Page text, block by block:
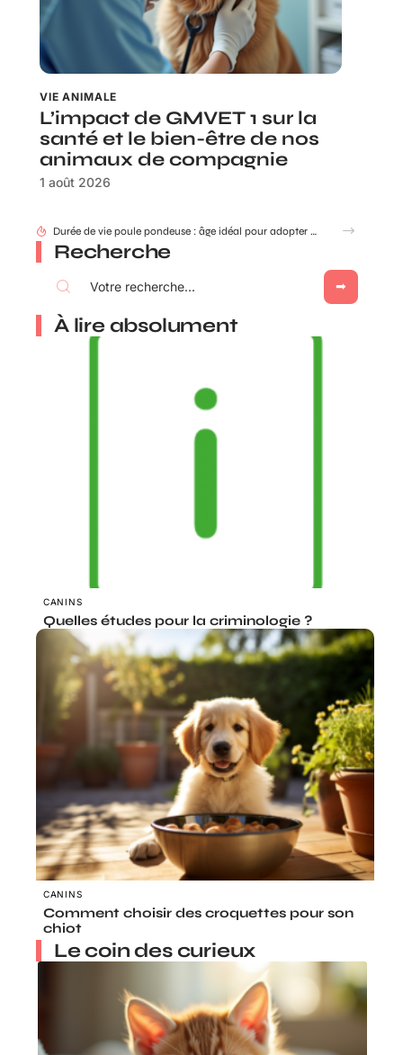
VIE ANIMALE
L’impact de GMVET 1 sur la
santé et le bien-être de nos
animaux de compagnie
1 août 2026
Durée de vie poule pondeuse : âge idéal pour adopter ou renouveler ?
Recherche
À lire absolument
CANINS
Quelles études pour la criminologie ?
CANINS
Comment choisir des croquettes pour son
chiot
Le coin des curieux